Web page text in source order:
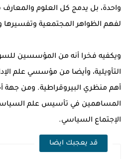
واحدة، بل يدمج كل العلوم والمعارف
لفهم الظواهر المجتمعية وتفسيرها
ويكفيه فخرا أنه من المؤسسين
التأويلية، وأيضا من مؤسسي علم
أهم منظري البيروقراطية. ومن جهة
المساهمين في تأسيس علم
الإجتماع السياسي.
قد يعجبك ايضا